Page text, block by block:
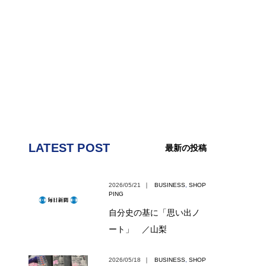
LATEST POST 最新の投稿
2026/05/21 ｜ BUSINESS SHOP
PING
自分史の基に「思い出ノ
ート」 ／山梨
2026/05/18 ｜ BUSINESS SHOP